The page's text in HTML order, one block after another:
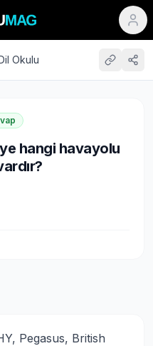
Okulu
hangi havayolu
Pegasus, British